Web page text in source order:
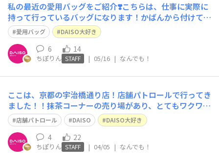
私の最近の愛用バッグをご紹介❣️こちらは、仕事に実際に
持って行っているバッグになります！かばんから付けてい
る物まで、全てDAISO3ブランドの物になります！詳しく
は、ChatGPTが可愛く作成してくれたので、ご覧下さ
い！
愛用バッグ DAISO大好き
6 14
ちぽりん STAFF | 05/16 | なんでも！
ここは、京都の宇治橋通り店！店舗パトロールで行ってき
ました！！抹茶コーナーの売り場があり、とてもワクワク
しました！自分の店舗と違うとこがあると、テンション上
がりますね！！また、違う店舗にも行こうと思います！
店舗パトロール DAISO DAISO大好き
4 22
ちぽりん STAFF | 04/05 | なんでも！